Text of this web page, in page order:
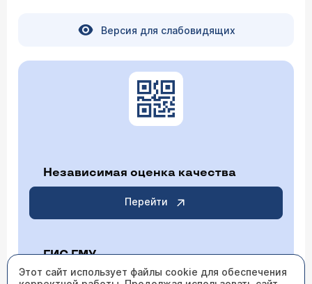
Версия для слабовидящих
Независимая оценка качества
Перейти
ГИС ГМУ
Этот сайт использует файлы cookie для обеспечения